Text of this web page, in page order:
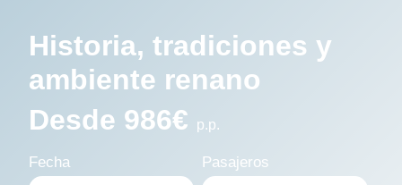
Historia, tradiciones y
ambiente renano
Desde 986€
p.p.
Fecha Pasajeros